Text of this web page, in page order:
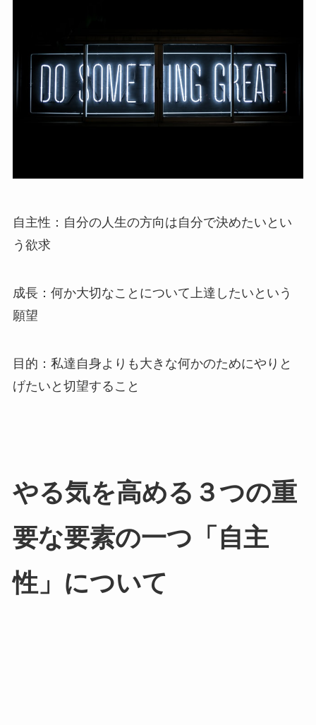
自主性：自分の人生の方向は自分で決めたいとい
う欲求
成長：何か大切なことについて上達したいという
願望
目的：私達自身よりも大きな何かのためにやりと
げたいと切望すること
やる気を高める３つの重
要な要素の一つ「自主
性」について